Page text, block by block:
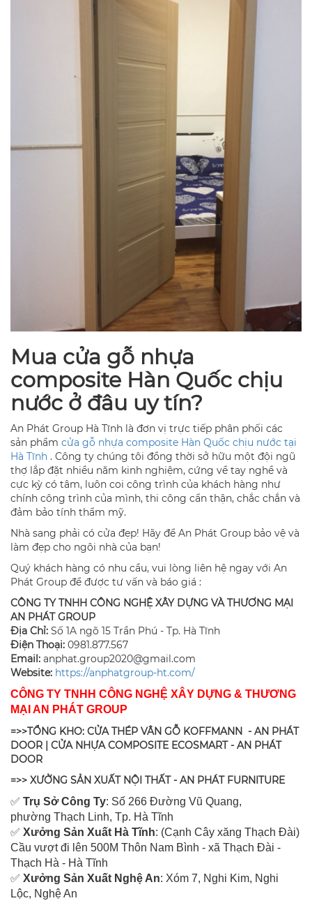
Mua cửa gỗ nhựa
composite Hàn Quốc chịu
nước ở đâu uy tín?
An Phát Group Hà Tĩnh là đơn vị trực tiếp phân phối các
sản phẩm cửa gỗ nhựa composite Hàn Quốc chịu nước tại
Hà Tĩnh . Công ty chúng tôi đồng thời sở hữu một đội ngũ
thợ lắp đặt nhiều năm kinh nghiệm, cứng về tay nghề và
cực kỳ có tâm, luôn coi công trình của khách hàng như
chính công trình của mình, thi công cẩn thận, chắc chắn và
đảm bảo tính thẩm mỹ.
Nhà sang phải có cửa đẹp! Hãy để An Phát Group bảo vệ và
làm đẹp cho ngôi nhà của bạn!
Quý khách hàng có nhu cầu, vui lòng liên hệ ngay với An
Phát Group để được tư vấn và báo giá :
CÔNG TY TNHH CÔNG NGHỆ XÂY DỰNG VÀ THƯƠNG MẠI
AN PHÁT GROUP
Địa Chỉ: Số 1A ngõ 15 Trần Phú - Tp. Hà Tĩnh
Điện Thoại: 0981.877.567
Email: anphat.group2020@gmail.com
​Website: https://anphatgroup-ht.com/
CÔNG TY TNHH CÔNG NGHỆ XÂY DỰNG & THƯƠNG
MẠI AN PHÁT GROUP
=>>TỔNG KHO: CỬA THÉP VÂN GỖ KOFFMANN - AN PHÁT
DOOR | CỬA NHỰA COMPOSITE ECOSMART - AN PHÁT
DOOR
=>> XƯỞNG SẢN XUẤT NỘI THẤT - AN PHÁT FURNITURE
✅ Trụ Sở Công Ty: Số 266 Đường Vũ Quang,
phường Thạch Linh, Tp. Hà Tĩnh
✅ Xưởng Sản Xuất Hà Tĩnh: (Cạnh Cây xăng Thạch Đài)
Cầu vượt đi lên 500M Thôn Nam Bình - xã Thạch Đài -
Thạch Hà - Hà Tĩnh
✅ Xưởng Sản Xuất Nghệ An: Xóm 7, Nghi Kim, Nghi
Lộc, Nghệ An